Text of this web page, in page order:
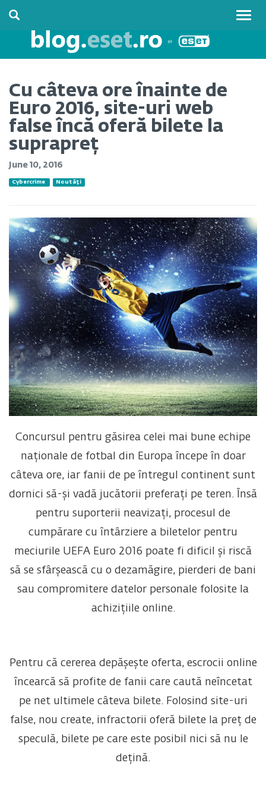
Cu câteva ore înainte de
Euro 2016, site-uri web
false încă oferă bilete la
suprapreț
June 10, 2016
Cybercrime Noutăți
Concursul pentru găsirea celei mai bune echipe
naționale de fotbal din Europa începe în doar
câteva ore, iar fanii de pe întregul continent sunt
dornici să-și vadă jucătorii preferați pe teren. Însă
pentru suporterii neavizați, procesul de
cumpărare cu întârziere a biletelor pentru
meciurile UEFA Euro 2016 poate fi dificil și riscă
să se sfârșească cu o dezamăgire, pierderi de bani
sau compromitere datelor personale folosite la
achizițiile online.
Pentru că cererea depășește oferta, escrocii online
încearcă să profite de fanii care caută neîncetat
pe net ultimele câteva bilete. Folosind site-uri
false, nou create, infractorii oferă bilete la preț de
speculă, bilete pe care este posibil nici să nu le
dețină.